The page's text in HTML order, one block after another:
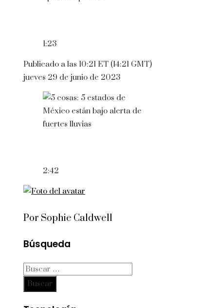
1:23
Publicado a las 10:21 ET (14:21 GMT)
jueves 29 de junio de 2023
2:42
Por Sophie Caldwell
Búsqueda
Buscar: